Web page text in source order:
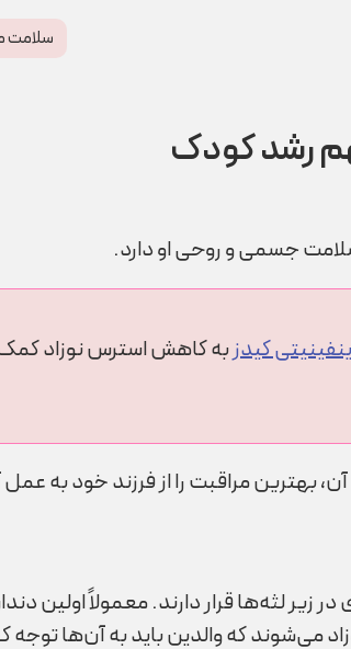
سلامت
رشد کودک
جسمی و روحی او دارد.
کیدزبه کاهش استرس نوزاد
بهترین مراقبت را از فرزند خود به عمل
از دوران جنینی شکل می‌گیرند و تا زمان تولد، تمامی ۲۰ دندان شیری در زیر لثه‌ها قرار دارند.